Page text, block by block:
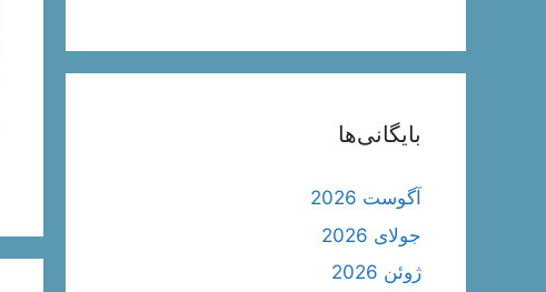
بایگانی‌ها
آگوست 2026
جولای 2026
ژوئن 2026